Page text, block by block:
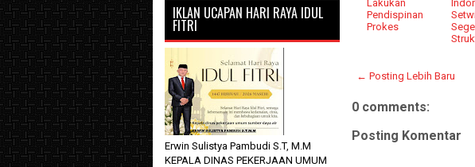
Lakukan
Pendispinan
Prokes
← Posting Lebih Baru
0 comments:
Posting Komentar
IKLAN UCAPAN HARI RAYA IDUL
FITRI
Erwin Sulistya Pambudi S.T, M.M
KEPALA DINAS PEKERJAAN UMUM